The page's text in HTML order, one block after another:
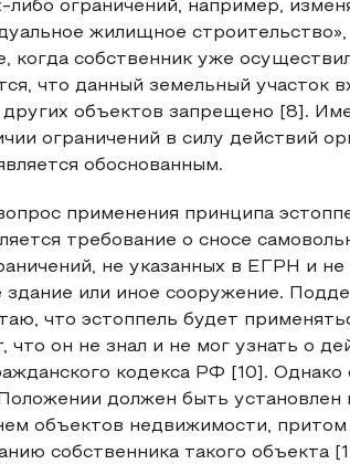
ограничений, например,
жилищное
собственник уже
что данный земельный участок
объектов запрещено [8].
ограничений в силу действий
обоснованным.
применения принципа
требование о сносе
не указанных в ЕГРН и не
здание или иное сооружение.
что эстоппель будет
что он не знал и не мог узнать о
кодекса РФ [10]. Однако
должен быть установлен
объектов недвижимости,
собственника такого объекта